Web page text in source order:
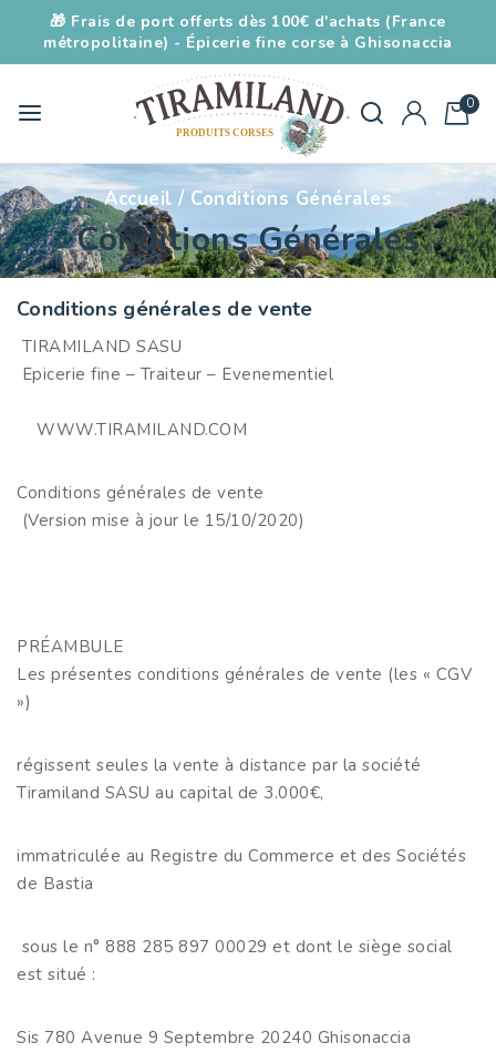
🎁 Frais de port offerts dès 100€ d'achats (France
métropolitaine) - Épicerie fine corse à Ghisonaccia
0
Accueil / Conditions Générales
Conditions Générales
Conditions générales de vente
TIRAMILAND SASU
Epicerie fine – Traiteur – Evenementiel
WWW.TIRAMILAND.COM
Conditions générales de vente
(Version mise à jour le 15/10/2020)
PRÉAMBULE
Les présentes conditions générales de vente (les « CGV
»)
régissent seules la vente à distance par la société
Tiramiland SASU au capital de 3.000€,
immatriculée au Registre du Commerce et des Sociétés
de Bastia
sous le n° 888 285 897 00029 et dont le siège social
est situé :
Sis 780 Avenue 9 Septembre 20240 Ghisonaccia